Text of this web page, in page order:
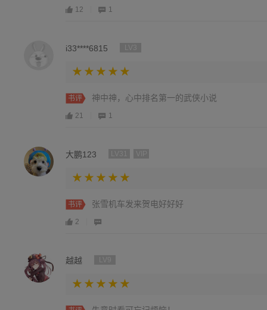
12 1
i33****6815
书评 神中神，心中排名第一的武侠小说
21 1
大鹏123
书评 张雪机车发来贺电好好好
2
越越